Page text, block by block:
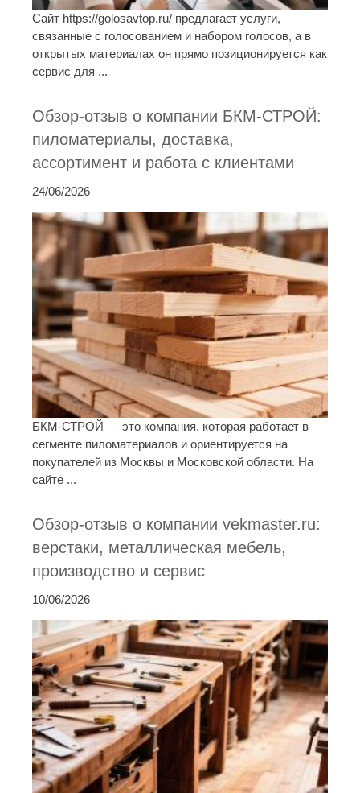
Сайт https://golosavtop.ru/ предлагает услуги,
связанные с голосованием и набором голосов, а в
открытых материалах он прямо позиционируется как
сервис для ...
Обзор-отзыв о компании БКМ-СТРОЙ:
пиломатериалы, доставка,
ассортимент и работа с клиентами
24/06/2026
БКМ-СТРОЙ — это компания, которая работает в
сегменте пиломатериалов и ориентируется на
покупателей из Москвы и Московской области. На
сайте ...
Обзор-отзыв о компании vekmaster.ru:
верстаки, металлическая мебель,
производство и сервис
10/06/2026